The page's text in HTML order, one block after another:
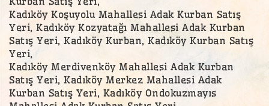
Kadıköy Koşuyolu Mahallesi Adak Kurban Satış
Yeri, Kadıköy Kozyatağı Mahallesi Adak Kurban
Satış Yeri, Kadıköy Kurban, Kadıköy Kurban Satış
Yeri,
Kadıköy Merdivenköy Mahallesi Adak Kurban
Satış Yeri, Kadıköy Merkez Mahallesi Adak
Kurban Satış Yeri, Kadıköy Ondokuzmayıs